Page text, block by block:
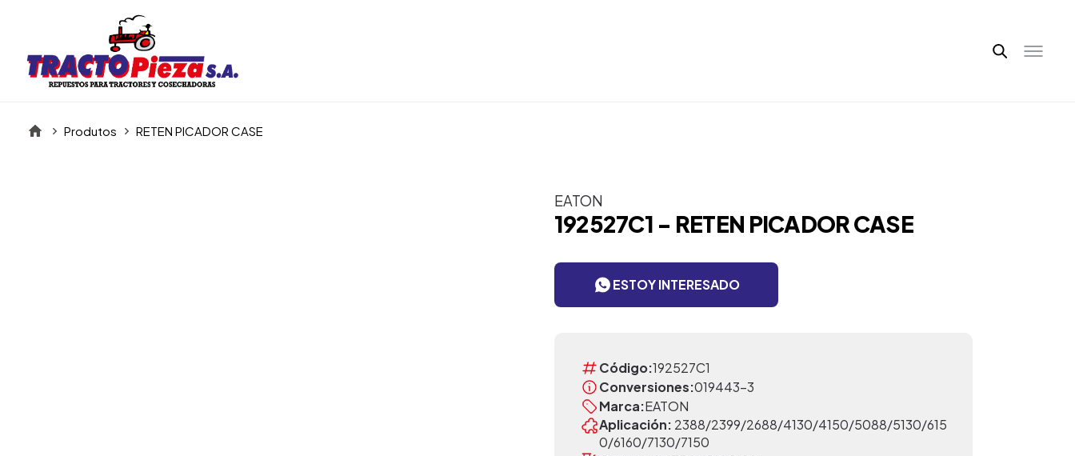
Produtos RETEN PICADOR CASE
EATON
192527C1 - RETEN PICADOR CASE
ESTOY INTERESADO
Código:192527C1
Conversiones:019443-3
Marca:EATON
Aplicación: 2388/2399/2688/4130/4150/5088/5130/615
0/6160/7130/7150